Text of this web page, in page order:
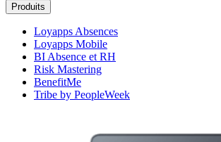
Produits
Loyapps Absences
Loyapps Mobile
BI Absence et RH
Risk Mastering
BenefitMe
Tribe by PeopleWeek